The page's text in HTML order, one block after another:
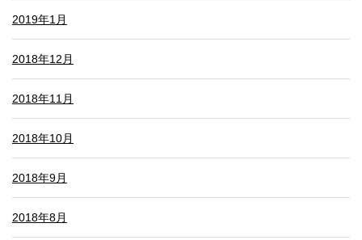
2019年1月
2018年12月
2018年11月
2018年10月
2018年9月
2018年8月